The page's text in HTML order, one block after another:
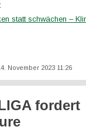
statt schwächen –
November 2023 11:26
fordert